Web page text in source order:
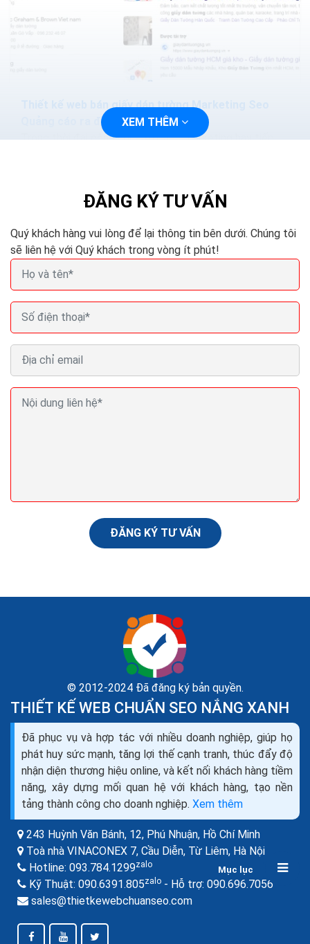
Mục lục
Thiết kế web bán giấy dán tường Marketing Seo
Quảng cáo ra đơn 100%
Trong thời đại công nghệ 4.0 việc marketing hay tiếp
thiệu...
Thiết kế website bán máy đếm tiền seo quảng cáo
marketing ra đơn 100%
Bạn đang cần tìm hiểu về thiết kế web bán máy đếm
tiền như thế nào cho chuyên nghiệp, để mang lại hiệu
quả kinh doanh cao nhất trong thời buổi kinh doanh...
XEM THÊM
ĐĂNG KÝ TƯ VẤN
Quý khách hàng vui lòng để lại thông tin bên dưới. Chúng tôi
sẽ liên hệ với Quý khách trong vòng ít phút!
ĐĂNG KÝ TƯ VẤN
© 2012-2024 Đã đăng ký bản quyền.
THIẾT KẾ WEB CHUẨN SEO NẮNG XANH
Đã phục vụ và hợp tác với nhiều doanh nghiệp, giúp họ
phát huy sức mạnh, tăng lợi thế cạnh tranh, thúc đẩy độ
nhận diện thương hiệu online, và kết nối khách hàng tiềm
năng, xây dựng mối quan hệ với khách hàng, tạo nền
tảng thành công cho doanh nghiệp. Xem thêm
243 Huỳnh Văn Bánh, 12, Phú Nhuận, Hồ Chí Minh
Toà nhà VINACONEX 7, Cầu Diễn, Từ Liêm, Hà Nội
Hotline: 093.784.1299zalo
Kỹ Thuật: 090.6391.805zalo - Hỗ trợ: 090.696.7056
sales@thietkewebchuanseo.com